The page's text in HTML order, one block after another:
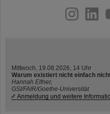
youtube
helmholtz.social
Mittwoch, 19.08.2026, 14 Uhr
Warum existiert nicht einfach
Hannah Elfner,
GSI/FAIR/Goethe-Universität
Anmeldung und weitere